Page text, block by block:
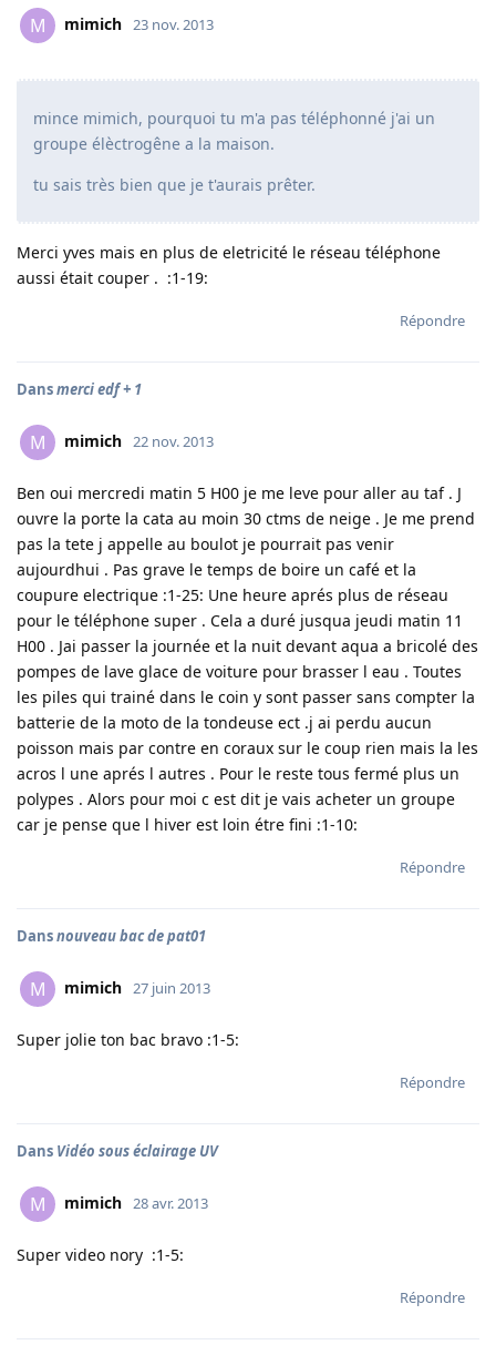
M mimich 23 nov. 2013
mince mimich, pourquoi tu m'a pas téléphonné j'ai un
groupe élèctrogêne a la maison.
tu sais très bien que je t'aurais prêter.
Merci yves mais en plus de eletricité le réseau téléphone
aussi était couper . :1-19:
Répondre
Dansmerci edf + 1
M mimich 22 nov. 2013
Ben oui mercredi matin 5 H00 je me leve pour aller au taf . J
ouvre la porte la cata au moin 30 ctms de neige . Je me prend
pas la tete j appelle au boulot je pourrait pas venir
aujourdhui . Pas grave le temps de boire un café et la
coupure electrique :1-25: Une heure aprés plus de réseau
pour le téléphone super . Cela a duré jusqua jeudi matin 11
H00 . Jai passer la journée et la nuit devant aqua a bricolé des
pompes de lave glace de voiture pour brasser l eau . Toutes
les piles qui trainé dans le coin y sont passer sans compter la
batterie de la moto de la tondeuse ect .j ai perdu aucun
poisson mais par contre en coraux sur le coup rien mais la les
acros l une aprés l autres . Pour le reste tous fermé plus un
polypes . Alors pour moi c est dit je vais acheter un groupe
car je pense que l hiver est loin étre fini :1-10:
Répondre
Dansnouveau bac de pat01
M mimich 27 juin 2013
Super jolie ton bac bravo :1-5:
Répondre
Dans Vidéo sous éclairage UV
M mimich 28 avr. 2013
Super video nory :1-5:
Répondre